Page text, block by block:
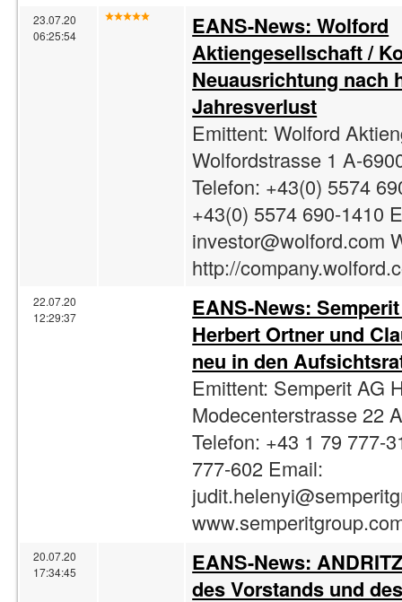
23.07.20
06:25:54
EANS-News: Wolford
Aktiengesellschaft /
Neuausrichtung nach
Jahresverlust
Emittent: Wolford
Wolfordstrasse 1 A-
Telefon: +43(0) 5574
+43(0) 5574 690-1410
investor@wolford.com
http://
22.07.20
12:29:37
EANS-News:
Herbert Ortner und
neu in den
Emittent: Semperit AG
Modecenterstrasse 22
Telefon: +43 1 79 777-
777-602 Email:
20.07.20
17:34:45
EANS-News:
des Vorstands und